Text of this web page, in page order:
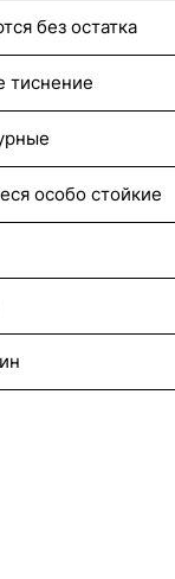
без остатка
тиснение
особо стойкие